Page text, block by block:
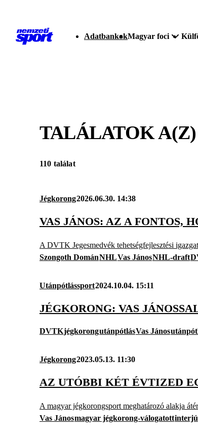
AdatbankokMagyar foci
TALÁLATOK A(Z)
110 találat
Jégkorong2026.06.30. 14:38
VAS JÁNOS: AZ A FONTOS,
A DVTK Jegesmedvék tehetségfejlesztési
Szongoth DománNHLVas JánosNHL-draft
Utánpótlássport2024.10.04. 15:11
JÉGKORONG: VAS
DVTKjégkorongutánpótlásVas János
Jégkorong2023.05.13. 11:30
AZ UTÓBBI KÉT ÉVTIZED
A magyar jégkorongsport meghatározó alakja
Vas Jánosmagyar jégkorong-válogatottinterjú